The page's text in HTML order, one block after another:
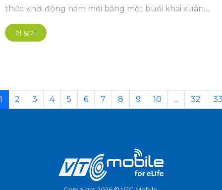
thức khởi động năm mới bằng một buổi khai xuân
rực rỡ – nơi cảm xúc, năng lượng và tinh thần quyết
tâm cùng thăng hoa.
더 보기
2 3 4 5 6 7 8 9 10 ... 32